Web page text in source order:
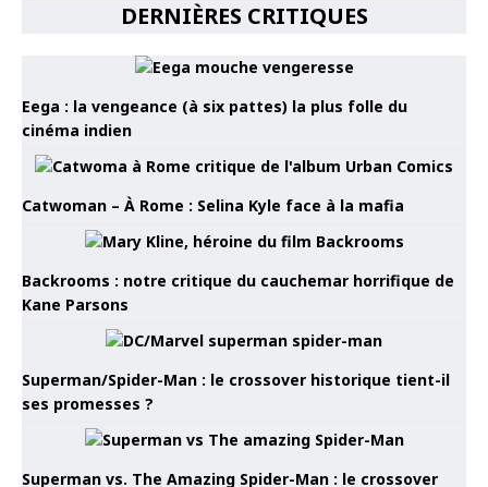
DERNIÈRES CRITIQUES
Eega : la vengeance (à six pattes) la plus folle du
cinéma indien
Catwoman – À Rome : Selina Kyle face à la mafia
Backrooms : notre critique du cauchemar horrifique de
Kane Parsons
Superman/Spider-Man : le crossover historique tient-il
ses promesses ?
Superman vs. The Amazing Spider-Man : le crossover